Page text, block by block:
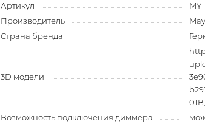
Артикул
Производитель
Страна бренда
3D модели
Возможность подключения диммера